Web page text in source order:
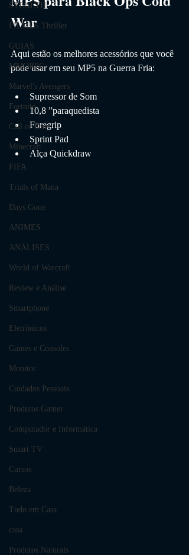
STEALTH
FILMES Thriller
GUIAS
MMORPG
Marvel's Avengers
Fortnite
Call of Duty
Minecraft
FIFA
Trials of Mana
Days Gone
ANIMES
ANÁLISES
World of Warcraft
Review e Análise
Smartphone
Eletrônicos
Games e Consoles
Monitor
Cuidados Pessoais
Produtos Gamer
Computador e Informática
Smart TV
Cursos
Beleza
Tudo em Casa
casa
Produtos Naturais
War
Aqui estão os melhores acessórios que você
pode usar em seu MP5 na Guerra Fria:
Supressor de Som
10,8 ”paraquedista
Foregrip
Sprint Pad
Alça Quickdraw